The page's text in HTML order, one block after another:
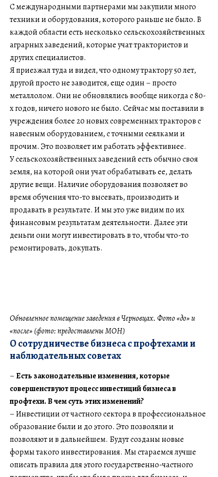
С международными партнерами мы закупили много
техники и оборудования, которого раньше не было. В
каждой области есть несколько сельскохозяйственных
аграрных заведений, которые учат трактористов и
других специалистов.
Я приезжал туда и видел, что одному трактору 50 лет,
другой просто не заводится, еще один – просто
металлолом. Они не обновлялись вообще никогда с 80-
х годов, ничего нового не было. Сейчас мы поставили в
учреждения более 20 новых современных тракторов с
навесным оборудованием, с точными сеялками и
прочим. Это позволяет им работать эффективнее.
У сельскохозяйственных заведений есть обычно своя
земля, на которой они учат обрабатывать ее, делать
другие вещи. Наличие оборудования позволяет во
время обучения что-то высевать, производить и
продавать в результате. И мы это уже видим по их
финансовым результатам деятельности. Далее эти
деньги они могут инвестировать в то, чтобы что-то
ремонтировать, докупать.
Обновленное помещение заведения в Черновцах. Фото «до» и
«после» (фото: предоставлены МОН)
О сотрудничестве бизнеса с профтехами и
наблюдательных советах
–Есть законодательные изменения, которые
совершенствуют процесс инвестиций бизнеса в
профтехи. В чем суть этих изменений?
– Инвестиции от частного сектора в профессиональное
образование были и до этого. Это позволяли и
позволяют и в дальнейшем. Будут созданы новые
формы такого инвестирования. Мы стараемся лучше
описать правила для этого государственно-частного